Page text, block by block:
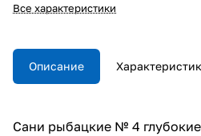
Все характеристики
Описание
Сани рыбацкие № 4